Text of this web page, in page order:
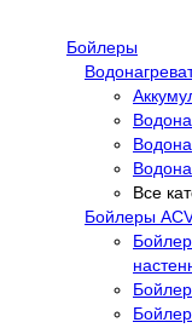
Бойлеры
Все
Бойлеры